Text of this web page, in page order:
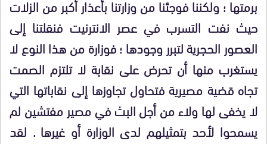
برمتها ؛ ولكننا فوجئنا من وزارتنا بأعذار أكبر من الزلات
حيث نفت التسرب في عصر الانترنيت فنقلتنا إلى
العصور الحجرية لتبرر وجودها ؛ فوزارة من هذا النوع لا
يستغرب منها أن تحرض على نقابة لا تلتزم الصمت
تجاه قضية مصيرية فتحاول تجاوزها إلى نقاباتها التي
لا يخفى لها ولاء من أجل البث في مصير مفتشين لم
يسمحوا لأحد بتمثيلهم لدى الوزارة أو غيرها . لقد